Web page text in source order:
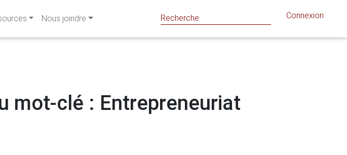
Nous joindre Connexion
mot-clé : Entrepreneuriat